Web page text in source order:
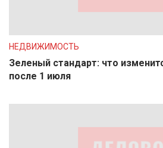
НЕДВИЖИМОСТЬ
Зеленый стандарт: что
после 1 июля